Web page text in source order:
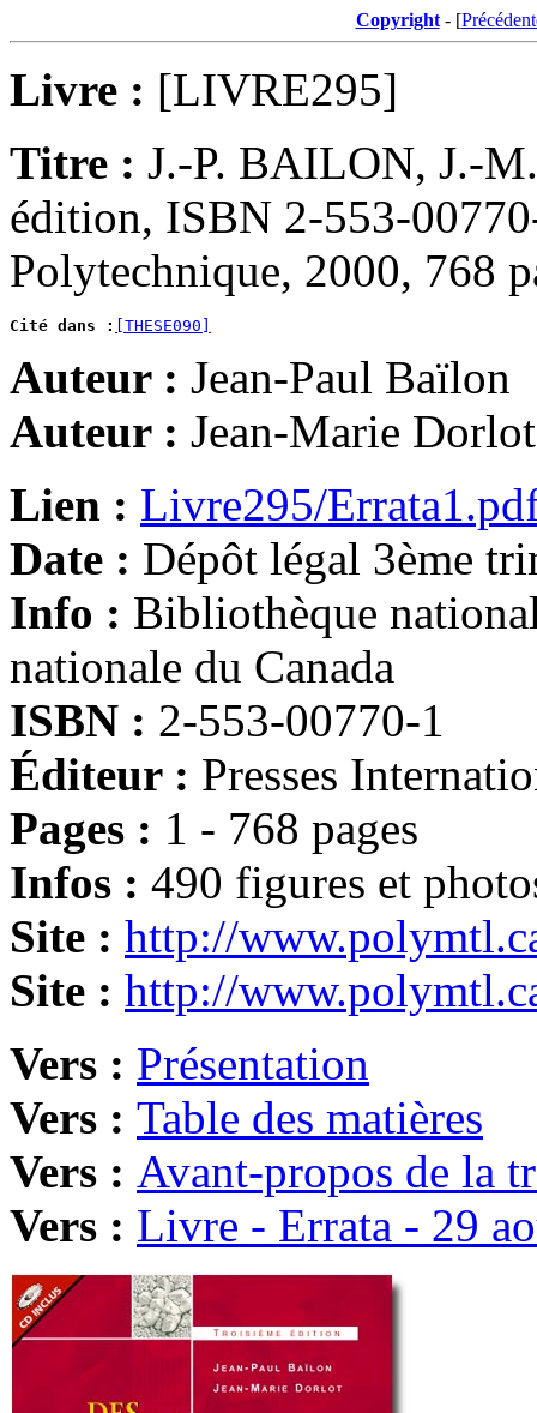
Copyright- [
Livre : [LIVRE295]
Titre : J.-P. BAILON, J.-
édition, ISBN 2-553-
Polytechnique, 2000, 768
Cité dans : [THESE090]
Auteur : Jean-Paul Baïlon
Auteur : Jean-Marie Dorlot
Lien : Livre295/
Date : Dépôt légal 3ème
Info : Bibliothèque
nationale du Canada
ISBN : 2-553-00770-1
Éditeur : Presses
Pages : 1 - 768 pages
Infos : 490 figures et
Site : http://
Site : http://
Vers : Présentation
Vers : Table des matières
Vers : Avant-propos de la
Vers : Livre - Errata - 29